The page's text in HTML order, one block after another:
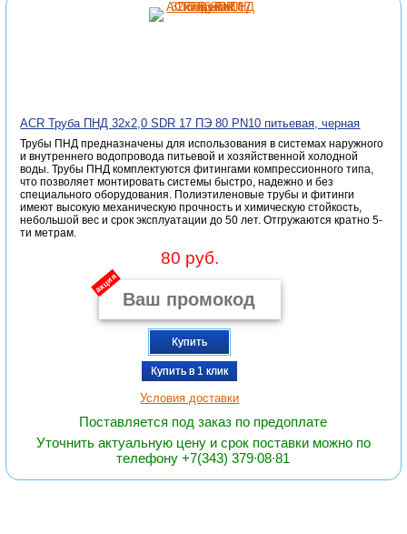
ACR Труба ПНД 32х2,0 SDR 17 ПЭ 80 PN10 питьевая, черная
Трубы ПНД предназначены для использования в системах наружного
и внутреннего водопровода питьевой и хозяйственной холодной
воды. Трубы ПНД комплектуются фитингами компрессионного типа,
что позволяет монтировать системы быстро, надежно и без
специального оборудования. Полиэтиленовые трубы и фитинги
имеют высокую механическую прочность и химическую стойкость,
небольшой вес и срок эксплуатации до 50 лет. Отгружаются кратно 5-
ти метрам.
80 руб.
акция
Купить
Купить в 1 клик
Условия доставки
Поставляется под заказ по предоплате
Уточнить актуальную цену и срок поставки можно по
телефону +7(343) 379∙08∙81